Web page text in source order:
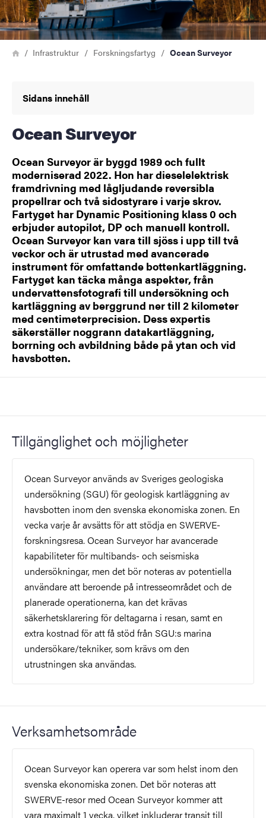
Länkstig
HemInfrastruktur Forskningsfartyg Ocean Surveyor
Sidans innehåll
Ocean Surveyor
Ocean Surveyor är byggd 1989 och fullt
moderniserad 2022. Hon har dieselelektrisk
framdrivning med lågljudande reversibla
propellrar och två sidostyrare i varje skrov.
Fartyget har Dynamic Positioning klass 0 och
erbjuder autopilot, DP och manuell kontroll.
Ocean Surveyor kan vara till sjöss i upp till två
veckor och är utrustad med avancerade
instrument för omfattande bottenkartläggning.
Fartyget kan täcka många aspekter, från
undervattensfotografi till undersökning och
kartläggning av berggrund ner till 2 kilometer
med centimeterprecision. Dess expertis
säkerställer noggrann datakartläggning,
borrning och avbildning både på ytan och vid
havsbotten.
Tillgänglighet och möjligheter
Ocean Surveyor används av Sveriges geologiska
undersökning (SGU) för geologisk kartläggning av
havsbotten inom den svenska ekonomiska zonen. En
vecka varje år avsätts för att stödja en SWERVE-
forskningsresa. Ocean Surveyor har avancerade
kapabiliteter för multibands- och seismiska
undersökningar, men det bör noteras av potentiella
användare att beroende på intresseområdet och de
planerade operationerna, kan det krävas
säkerhetsklarering för deltagarna i resan, samt en
extra kostnad för att få stöd från SGU:s marina
undersökare/tekniker, som krävs om den
utrustningen ska användas.
Verksamhetsområde
Ocean Surveyor kan operera var som helst inom den
svenska ekonomiska zonen. Det bör noteras att
SWERVE-resor med Ocean Surveyor kommer att
vara maximalt 1 vecka, vilket inkluderar transit till